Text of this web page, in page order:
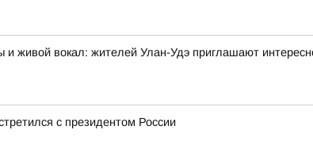
и живой вокал: жителей Улан-Удэ приглашают
с президентом России